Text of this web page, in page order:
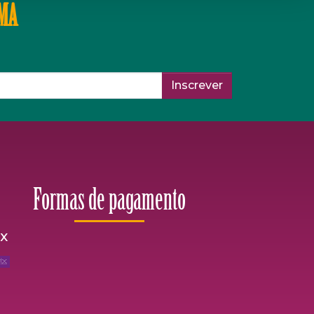
Inscrever
Formas de pagamento